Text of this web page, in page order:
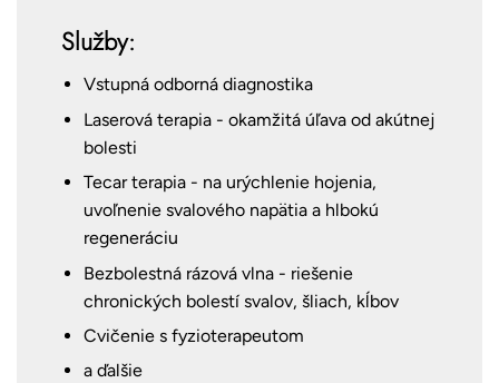
Služby:
Vstupná odborná diagnostika
Laserová terapia - okamžitá úľava od akútnej
bolesti
Tecar terapia - na urýchlenie hojenia,
uvoľnenie svalového napätia a hlbokú
regeneráciu
Bezbolestná rázová vlna - riešenie
chronických bolestí svalov, šliach, kĺbov
Cvičenie s fyzioterapeutom
a ďalšie